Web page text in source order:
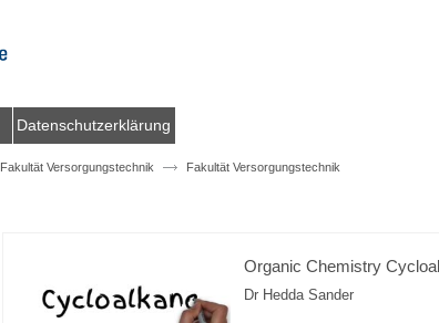
Datenschutzerklärung
Fakultät Versorgungstechnik Fakultät Versorgungstechnik
Organic Chemistry
Dr Hedda Sander